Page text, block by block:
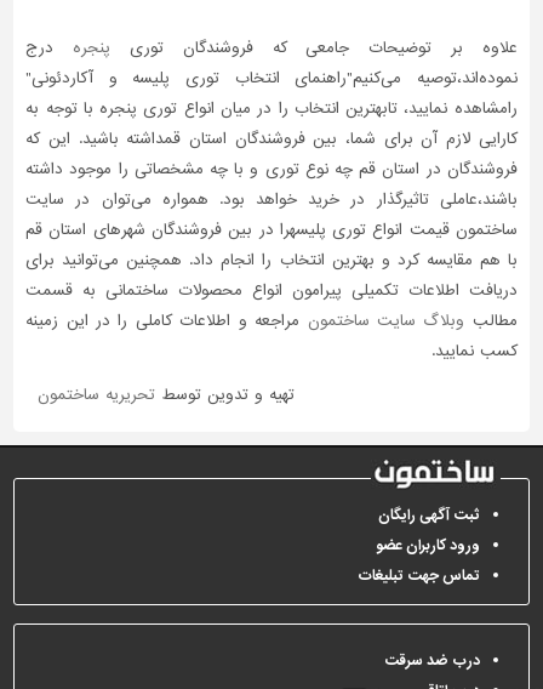
علاوه بر توضیحات جامعی که فروشندگان توری پنجره درج
نموده‌اند،توصیه می‌کنیم"راهنمای انتخاب توری پلیسه و آکاردئونی"
رامشاهده نمایید، تابهترین انتخاب را در میان انواع توری پنجره با توجه به
کارایی لازم آن برای شما، بین فروشندگان استان قمداشته باشید. این که
فروشندگان در استان قم چه نوع توری و با چه مشخصاتی را موجود داشته
باشند،عاملی تاثیر‌گذار در خرید خواهد بود. همواره می‌توان در سایت
ساختمون قیمت انواع توری پلیسهرا در بین فروشندگان شهرهای استان قم
با هم مقایسه کرد و بهترین انتخاب را انجام داد. همچنین می‌توانید برای
دریافت اطلاعات تکمیلی پیرامون انواع محصولات ساختمانی به قسمت
مطالب وبلاگ سایت ساختمون مراجعه و اطلاعات کاملی را در این زمینه
کسب نمایید.
تهیه و تدوین توسط تحریریه ساختمون
ثبت آگهی رایگان
ورود کاربران عضو
تماس جهت تبلیغات
درب ضد سرقت